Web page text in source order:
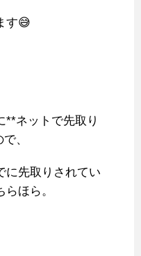
す😅
**ネットで先取り
、
先取りされてい
ほら。